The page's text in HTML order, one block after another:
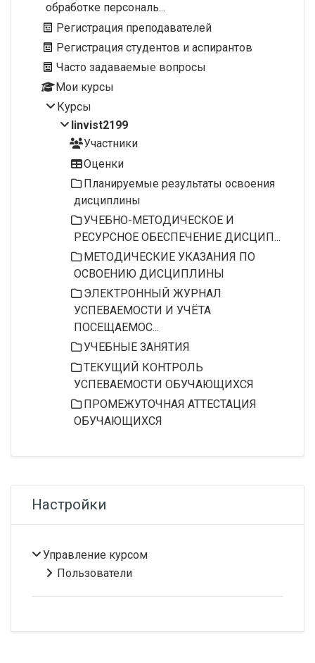
обработке персональ...
Регистрация преподавателей
Регистрация студентов и аспирантов
Часто задаваемые вопросы
Мои курсы
Курсы
linvist2199
Участники
Оценки
Планируемые результаты освоения
дисциплины
УЧЕБНО-МЕТОДИЧЕСКОЕ И
РЕСУРСНОЕ ОБЕСПЕЧЕНИЕ ДИСЦИП...
МЕТОДИЧЕСКИЕ УКАЗАНИЯ ПО
ОСВОЕНИЮ ДИСЦИПЛИНЫ
ЭЛЕКТРОННЫЙ ЖУРНАЛ
УСПЕВАЕМОСТИ И УЧЁТА
ПОСЕЩАЕМОС...
УЧЕБНЫЕ ЗАНЯТИЯ
ТЕКУЩИЙ КОНТРОЛЬ
УСПЕВАЕМОСТИ ОБУЧАЮЩИХСЯ
ПРОМЕЖУТОЧНАЯ АТТЕСТАЦИЯ
ОБУЧАЮЩИХСЯ
Настройки
Управление курсом
Пользователи